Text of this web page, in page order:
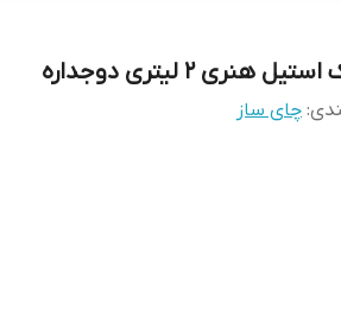
هنری ۲ لیتری دوجداره
: چای ساز